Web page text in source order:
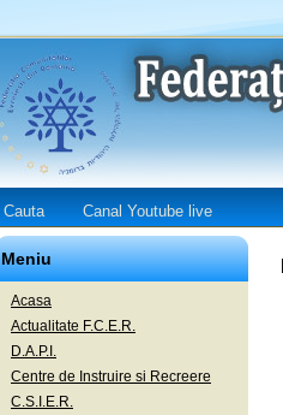
Cauta Canal Youtube live
Meniu
Acasa
Actualitate F.C.E.R.
D.A.P.I.
Centre de Instruire si Recreere
C.S.I.E.R.